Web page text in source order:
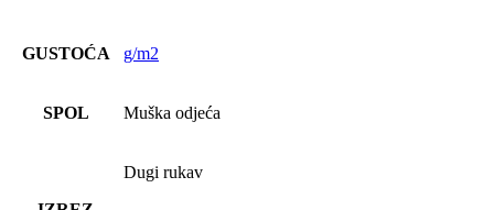
GUSTOĆA g/m2
SPOL Muška odjeća
Dugi rukav